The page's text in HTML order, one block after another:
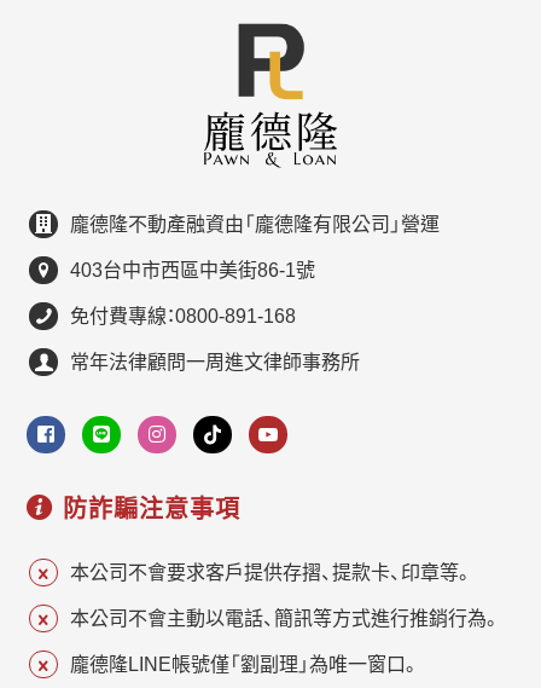
龐德隆不動產融資由「龐德隆有限公司」營運
403台中市西區中美街86-1號
免付費專線：0800-891-168
常年法律顧問一周進文律師事務所
防詐騙注意事項
本公司不會要求客戶提供存摺、提款卡、印章等。
本公司不會主動以電話、簡訊等方式進行推銷行為。
龐德隆LINE帳號僅「劉副理」為唯一窗口。